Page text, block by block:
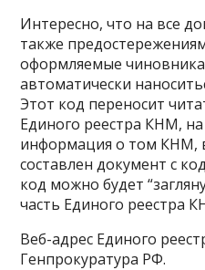
Интересно, что на все
также
оформляемые
автоматически
Этот код переносит
Единого реестра КНМ,
информация о том КНМ,
составлен документ с
код можно будет
часть Единого реестра
Веб-адрес Единого
Генпрокуратура РФ.